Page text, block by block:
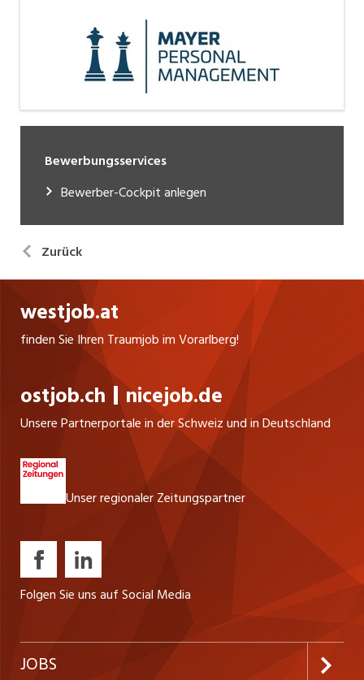
Bewerbungsservices
Bewerber-Cockpit anlegen
Zurück
westjob.at
finden Sie Ihren Traumjob im Vorarlberg!
ostjob.ch nicejob.de
Unsere Partnerportale in der Schweiz und in Deutschland
Unser regionaler Zeitungspartner
Folgen Sie uns auf Social Media
JOBS